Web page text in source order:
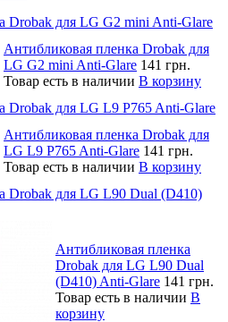
Drobak для LG G2 mini Anti-Glare
Антибликовая пленка Drobak для
LG G2 mini Anti-Glare 141 грн.
Товар есть в наличии В корзину
Drobak для LG L9 P765 Anti-Glare
Антибликовая пленка Drobak для
LG L9 P765 Anti-Glare 141 грн.
Товар есть в наличии В корзину
Drobak для LG L90 Dual (D410)
Антибликовая пленка
Drobak для LG L90 Dual
(D410) Anti-Glare 141 грн.
Товар есть в наличии В
корзину